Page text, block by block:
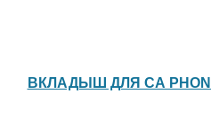
ВКЛАДЫШ ДЛЯ СА